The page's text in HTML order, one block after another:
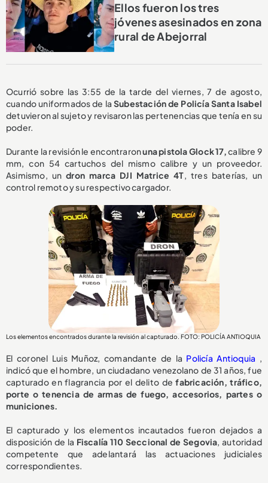
Ellos fueron los tres
jóvenes asesinados en zona
rural de Abejorral
Ocurrió sobre las 3:55 de la tarde del viernes, 7 de agosto,
cuando uniformados de la Subestación de Policía Santa Isabel
detuvieron al sujeto y revisaron las pertenencias que tenía en su
poder.
Durante la revisión le encontraronuna pistola Glock 17,calibre 9
mm, con 54 cartuchos del mismo calibre y un proveedor.
Asimismo, undron marca DJI Matrice 4T, tres baterías, un
control remoto y su respectivo cargador.
Los elementos encontrados durante la revisión al capturado. FOTO: POLICÍA ANTIOQUIA
El coronel Luis Muñoz, comandante de la Policía Antioquia ,
indicó que el hombre, un ciudadano venezolano de 31 años, fue
capturado en flagrancia por el delito defabricación, tráfico,
porte o tenencia de armas de fuego, accesorios, partes o
municiones.
El capturado y los elementos incautados fueron dejados a
disposición de la Fiscalía 110 Seccional de Segovia, autoridad
competente que adelantará las actuaciones judiciales
correspondientes.